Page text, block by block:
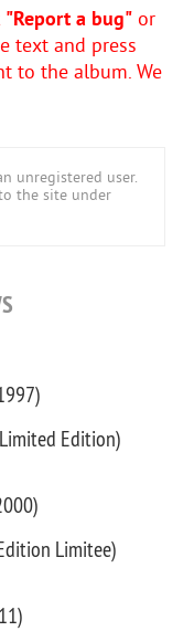
"Report a bug" or
text and press
to the album. We
unregistered user.
the site under
Edition)
Limitee)